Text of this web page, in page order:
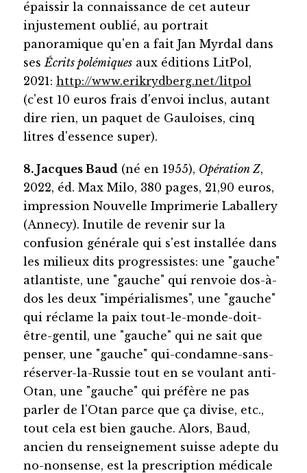
épaissir la connaissance de cet auteur
injustement oublié, au portrait
panoramique qu'en a fait Jan Myrdal dans
ses Écrits polémiquesaux éditions LitPol,
2021: http://www.erikrydberg.net/litpol
(c'est 10 euros frais d'envoi inclus, autant
dire rien, un paquet de Gauloises, cinq
litres d'essence super).
8. Jacques Baud (né en 1955), Opération Z,
2022, éd. Max Milo, 380 pages, 21,90 euros,
impression Nouvelle Imprimerie Laballery
(Annecy). Inutile de revenir sur la
confusion générale qui s'est installée dans
les milieux dits progressistes: une "gauche"
atlantiste, une "gauche" qui renvoie dos-à-
dos les deux "impérialismes", une "gauche"
qui réclame la paix tout-le-monde-doit-
être-gentil, une "gauche" qui ne sait que
penser, une "gauche" qui-condamne-sans-
réserver-la-Russie tout en se voulant anti-
Otan, une "gauche" qui préfère ne pas
parler de l'Otan parce que ça divise, etc.,
tout cela est bien gauche. Alors, Baud,
ancien du renseignement suisse adepte du
no-nonsense, est la prescription médicale